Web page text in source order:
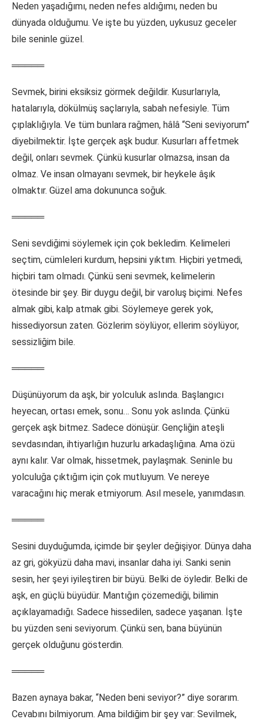
Neden yaşadığımı, neden nefes aldığımı, neden bu
dünyada olduğumu. Ve işte bu yüzden, uykusuz geceler
bile seninle güzel.
═════
Sevmek, birini eksiksiz görmek değildir. Kusurlarıyla,
hatalarıyla, dökülmüş saçlarıyla, sabah nefesiyle. Tüm
çıplaklığıyla. Ve tüm bunlara rağmen, hâlâ “Seni seviyorum”
diyebilmektir. İşte gerçek aşk budur. Kusurları affetmek
değil, onları sevmek. Çünkü kusurlar olmazsa, insan da
olmaz. Ve insan olmayanı sevmek, bir heykele âşık
olmaktır. Güzel ama dokununca soğuk.
═════
Seni sevdiğimi söylemek için çok bekledim. Kelimeleri
seçtim, cümleleri kurdum, hepsini yıktım. Hiçbiri yetmedi,
hiçbiri tam olmadı. Çünkü seni sevmek, kelimelerin
ötesinde bir şey. Bir duygu değil, bir varoluş biçimi. Nefes
almak gibi, kalp atmak gibi. Söylemeye gerek yok,
hissediyorsun zaten. Gözlerim söylüyor, ellerim söylüyor,
sessizliğim bile.
═════
Düşünüyorum da aşk, bir yolculuk aslında. Başlangıcı
heyecan, ortası emek, sonu… Sonu yok aslında. Çünkü
gerçek aşk bitmez. Sadece dönüşür. Gençliğin ateşli
sevdasından, ihtiyarlığın huzurlu arkadaşlığına. Ama özü
aynı kalır. Var olmak, hissetmek, paylaşmak. Seninle bu
yolculuğa çıktığım için çok mutluyum. Ve nereye
varacağını hiç merak etmiyorum. Asıl mesele, yanımdasın.
═════
Sesini duyduğumda, içimde bir şeyler değişiyor. Dünya daha
az gri, gökyüzü daha mavi, insanlar daha iyi. Sanki senin
sesin, her şeyi iyileştiren bir büyü. Belki de öyledir. Belki de
aşk, en güçlü büyüdür. Mantığın çözemediği, bilimin
açıklayamadığı. Sadece hissedilen, sadece yaşanan. İşte
bu yüzden seni seviyorum. Çünkü sen, bana büyünün
gerçek olduğunu gösterdin.
═════
Bazen aynaya bakar, “Neden beni seviyor?” diye sorarım.
Cevabını bilmiyorum. Ama bildiğim bir şey var: Sevilmek,